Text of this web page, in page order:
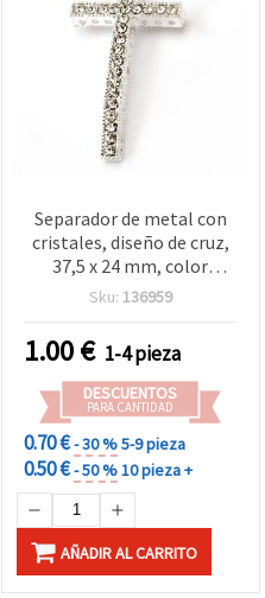
Separador de metal con
cristales, diseño de cruz,
37,5 x 24 mm, color
blanco, fornituras para
Sku: 136959
1.00€ 1-4 pieza
DESCUENTOS
PARA CANTIDAD
0.70 €- 30 %5-9 pieza
0.50 €- 50 %10 pieza +
AÑADIR AL CARRITO